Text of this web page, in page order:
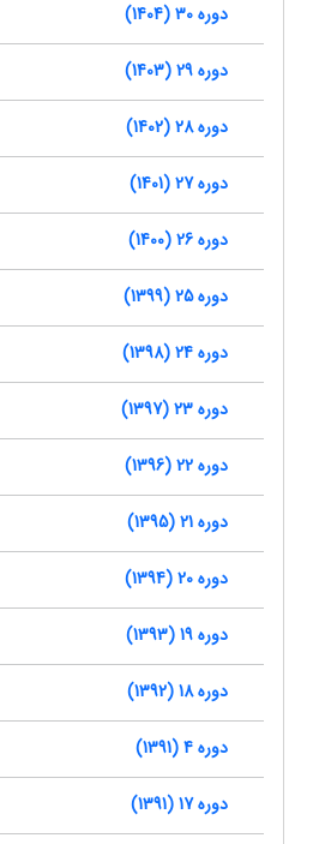
دوره 30 (1404)
دوره 29 (1403)
دوره 28 (1402)
دوره 27 (1401)
دوره 26 (1400)
دوره 25 (1399)
دوره 24 (1398)
دوره 23 (1397)
دوره 22 (1396)
دوره 21 (1395)
دوره 20 (1394)
دوره 19 (1393)
دوره 18 (1392)
دوره 4 (1391)
دوره 17 (1391)